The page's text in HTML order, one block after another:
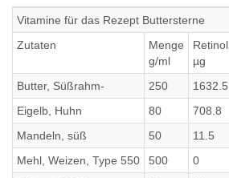
Vitamine für das Rezept Buttersterne
Zutaten
Menge
g/ml
Retinol
µg
Butter, Süßrahm-
250 1632.5
Eigelb, Huhn
80 708.8
Mandeln, süß
50 11.5
Mehl, Weizen, Type 550
500 0